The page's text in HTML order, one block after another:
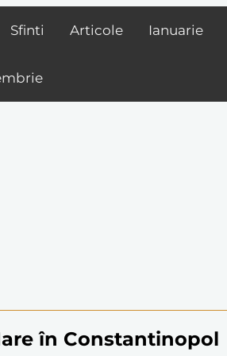
Sfinti Articole Ianuarie
în Constantinopol